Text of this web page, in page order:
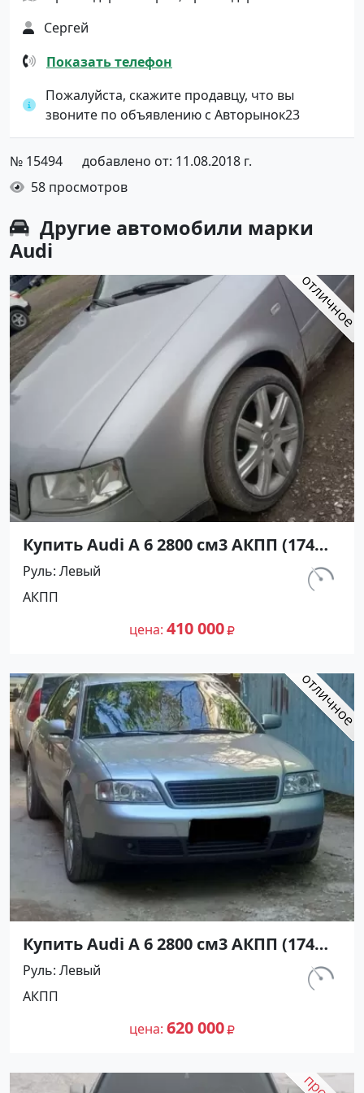
Сергей
Показать телефон
Пожалуйста, скажите продавцу, что вы
звоните по объявлению с Авторынок23
№ 15494
добавлено от: 11.08.2018 г.
58 просмотров
Другие автомобили марки
Audi
Купить Audi А 6 2800 см3 АКПП (174
л.с.) Бензин инжектор в Кореновск:
цвет Серебристый Седан 1997 года
по цене 410000 рублей, объявление
№27232 на сайте Авторынок23
км.
Руль Левый
АКПП
цена 410 000
Купить Audi A 6 2800 см3 АКПП (174
л.с.) Бензин инжектор в Темрюк :
цвет Серебристый Седан 1997 года
по цене 620000 рублей, объявление
№27228 на сайте Авторынок23
км.
Руль Левый
АКПП
цена 620 000